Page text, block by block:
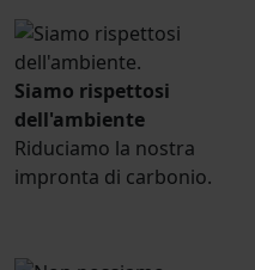
Siamo rispettosi
dell'ambiente
Riduciamo la nostra
impronta di carbonio.